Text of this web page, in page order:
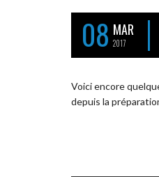
08 MAR
2017
Voici encore
depuis la